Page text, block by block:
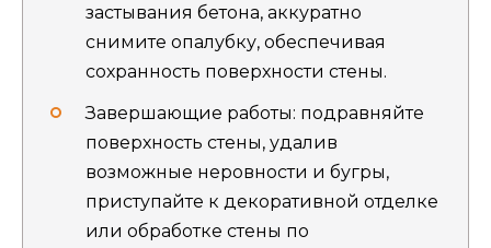
застывания бетона, аккуратно
снимите опалубку, обеспечивая
сохранность поверхности стены.
Завершающие работы: подравняйте
поверхность стены, удалив
возможные неровности и бугры,
приступайте к декоративной отделке
или обработке стены по